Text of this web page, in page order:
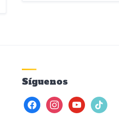
Síguenos
facebookinstagramyoutubetiktok